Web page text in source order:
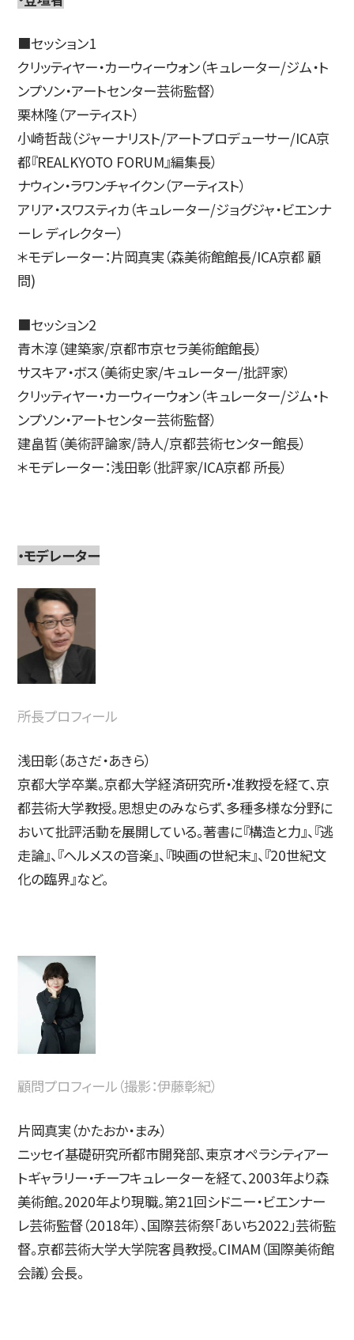
■セッション1
クリッティヤー・カーウィーウォン（キュレーター/ジム・ト
ンプソン・アートセンター芸術監督）
栗林隆（アーティスト）
小崎哲哉（ジャーナリスト/アートプロデューサー/ICA京
都『REALKYOTO FORUM』編集長）
ナウィン・ラワンチャイクン（アーティスト）
アリア・スワスティカ（キュレーター/ジョグジャ・ビエンナ
ーレ ディレクター）
＊モデレーター：片岡真実（森美術館館長/ICA京都 顧
問)
■セッション2
青木淳（建築家/京都市京セラ美術館館長）
サスキア・ボス（美術史家/キュレーター/批評家）
クリッティヤー・カーウィーウォン（キュレーター/ジム・ト
ンプソン・アートセンター芸術監督）
建畠晢（美術評論家/詩人/京都芸術センター館長）
＊モデレーター：浅田彰（批評家/ICA京都 所長）
・モデレーター
所長プロフィール
浅田彰（あさだ・あきら）
京都大学卒業。京都大学経済研究所・准教授を経て、京
都芸術大学教授。思想史のみならず、多種多様な分野に
おいて批評活動を展開している。著書に『構造と力』、『逃
走論』、『ヘルメスの音楽』、『映画の世紀末』、『20世紀文
化の臨界』など。
顧問プロフィール（撮影：伊藤彰紀）
片岡真実（かたおか・まみ）
ニッセイ基礎研究所都市開発部、東京オペラシティアー
トギャラリー・チーフキュレーターを経て、2003年より森
美術館。2020年より現職。第21回シドニー・ビエンナー
レ芸術監督（2018年）、国際芸術祭「あいち2022」芸術監
督。京都芸術大学大学院客員教授。CIMAM（国際美術館
会議）会長。